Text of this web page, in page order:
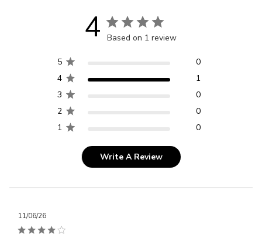
4 Based on 1 review
5
0
4
1
3
0
2
0
1
0
Write A Review
11/06/26